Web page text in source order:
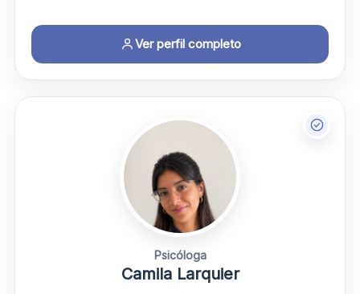
Ver perfil completo
Psicóloga
Camila Larquier